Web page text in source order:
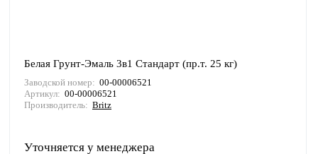
Белая Грунт-Эмаль 3в1 Стандарт (пр.т. 25 кг)
Заводской номер: 00-00006521
Артикул: 00-00006521
Производитель: Britz
Уточняется у менеджера